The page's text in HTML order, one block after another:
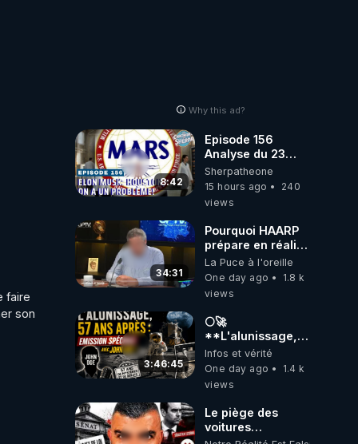
faire
son
Why this ad?
8:42
Episode 156
Analyse du 23
février 2025 Elon
Musk : Houston ,
on a un problème
Sherpatheone
15 hours ago
240
views
34:31
Pourquoi HAARP
prépare en réalité
un CHAOS
climatique, on
répond
La Puce à l'oreille
One day ago
1.8 k
views
3:46:45
🌕🚀
**L'alunissage,
57 ans après :
Émission spéciale
avec John Doe
Infos et vérité
One day ago
1.4 k
views
Le piège des
voitures
électriques se